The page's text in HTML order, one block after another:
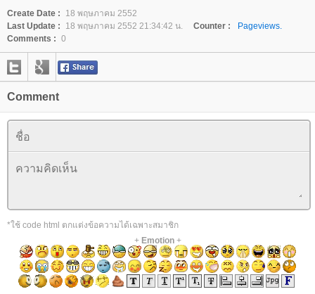
Create Date :
18 พฤษภาคม 2552
Last Update :
18 พฤษภาคม 2552 21:34:42 น. Counter :
Pageviews.
Comments : 0
Comment
*ใช้ code html ตกแต่งข้อความได้เฉพาะสมาชิก
+ Emotion+